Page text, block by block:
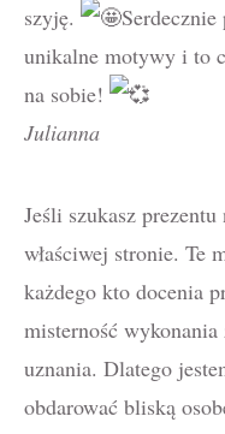
szyję.
unikalne motywy i to
na sobie!
Julianna
Jeśli szukasz
właściwej stronie. Te
każdego kto docenia
misterność wykonania
uznania. Dlatego
obdarować bliską